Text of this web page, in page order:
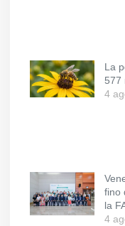
La
577
4
fino
la
4